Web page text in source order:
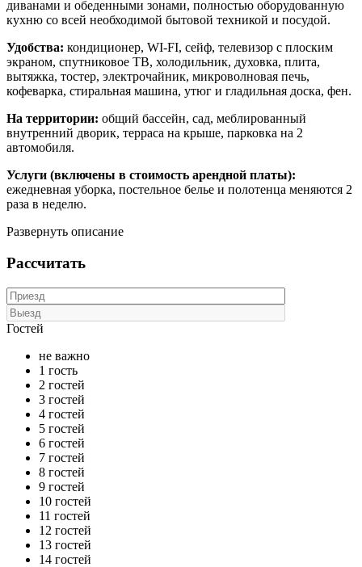
диванами и обеденными зонами, полностью оборудованную
кухню со всей необходимой бытовой техникой и посудой.
Удобства: кондиционер, WI-FI, сейф, телевизор с плоским
экраном, спутниковое ТВ, холодильник, духовка, плита,
вытяжка, тостер, электрочайник, микроволновая печь,
кофеварка, стиральная машина, утюг и гладильная доска, фен.
На территории: общий бассейн, сад, меблированный
внутренний дворик, терраса на крыше, парковка на 2
автомобиля.
Услуги (включены в стоимость арендной платы):
ежедневная уборка, постельное белье и полотенца меняются 2
раза в неделю.
Развернуть описание
Рассчитать
Гостей
не важно
1 гость
2 гостей
3 гостей
4 гостей
5 гостей
6 гостей
7 гостей
8 гостей
9 гостей
10 гостей
11 гостей
12 гостей
13 гостей
14 гостей